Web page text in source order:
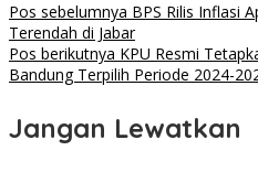
Pos sebelumnya BPS Rilis Inflasi
Terendah di Jabar
Pos berikutnya KPU Resmi
Bandung Terpilih Periode 2024-
Jangan Lewatkan